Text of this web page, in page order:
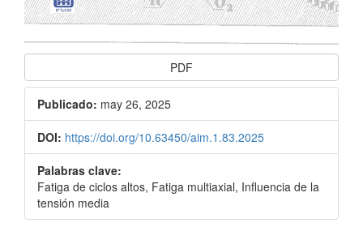
PDF
Publicado: may 26, 2025
DOI: https://doi.org/10.63450/aim.1.83.2025
Palabras clave:
Fatiga de ciclos altos, Fatiga multiaxial, Influencia de la
tensión media